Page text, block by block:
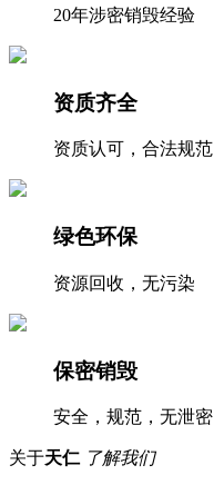
20年涉密销毁经验
资质齐全
资质认可，合法规范
绿色环保
资源回收，无污染
保密销毁
安全，规范，无泄密
关于天仁 了解我们